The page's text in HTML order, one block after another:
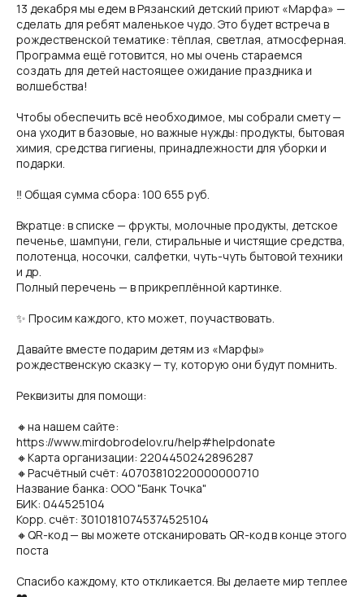
13 декабря мы едем в Рязанский детский приют «Марфа» —
сделать для ребят маленькое чудо. Это будет встреча в
рождественской тематике: тёплая, светлая, атмосферная.
Программа ещё готовится, но мы очень стараемся
создать для детей настоящее ожидание праздника и
волшебства!
Чтобы обеспечить всё необходимое, мы собрали смету —
она уходит в базовые, но важные нужды: продукты, бытовая
химия, средства гигиены, принадлежности для уборки и
подарки.
‼️ Общая сумма сбора: 100 655 руб.
Вкратце: в списке — фрукты, молочные продукты, детское
печенье, шампуни, гели, стиральные и чистящие средства,
полотенца, носочки, салфетки, чуть-чуть бытовой техники
и др.
Полный перечень — в прикреплённой картинке.
✨ Просим каждого, кто может, поучаствовать.
Давайте вместе подарим детям из «Марфы»
рождественскую сказку — ту, которую они будут помнить.
Реквизиты для помощи:
🔸на нашем сайте:
https://www.mirdobrodelov.ru/help#helpdonate
🔸Карта организации: 2204450242896287
🔸Расчётный счёт: 40703810220000000710
Название банка: ООО "Банк Точка"
БИК: 044525104
Корр. счёт: 30101810745374525104
🔸QR-код — вы можете отсканировать QR-код в конце этого
поста
Спасибо каждому, кто откликается. Вы делаете мир теплее